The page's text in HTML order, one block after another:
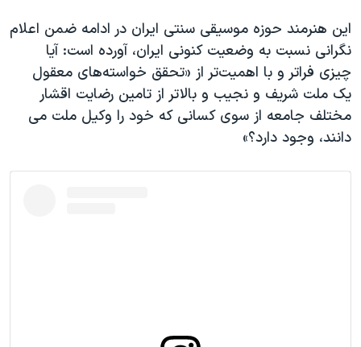
همایش محافظه‌کاران آمریکا «سی‌پک»
صفحه‌های ویژه
سفر پرزیدنت ترامپ به چین
این هنرمند حوزه موسیقی سنتی ایران در ادامه ضمن اعلام
نگرانی نسبت به وضعیت کنونی ایران، آورده است: آیا
چیزی فراتر و با اهمیت‌تر از «تحقق خواسته‌های معقول
یک ملت شریف و نجیب و بالاتر از تامین رضایت اقشار
مختلف جامعه از سوی کسانی که خود را وکیل ملت می
دانند، وجود دارد؟»